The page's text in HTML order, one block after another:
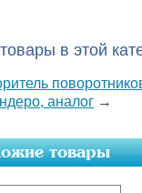
в этой
аналог →
товары